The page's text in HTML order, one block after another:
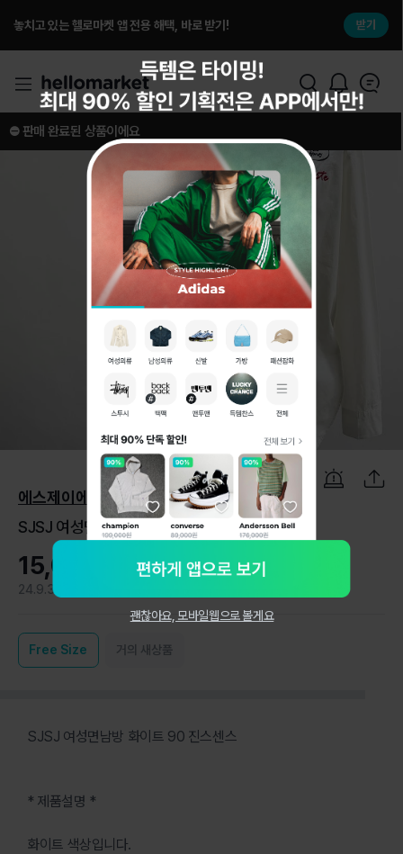
놓치고 있는 헬로마켓 앱 전용 해택, 바로 받기! 받기
1 / 5
⛔️ 판매 완료된 상품이에요
에스제이에스제이
SJSJ 여성면남방 화이트 90 진스센스
15,000원
24.9.3
Free Size 거의 새상품
SJSJ 여성면남방 화이트 90 진스센스
* 제품설명 *
화이트 색상입니다.
괜찮아요, 모바일웹으로 볼게요